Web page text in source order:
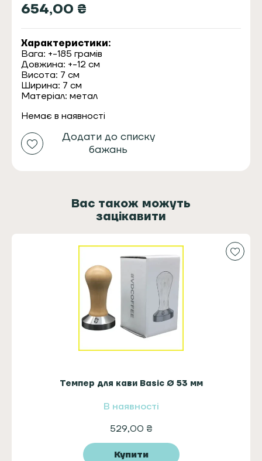
654,00 ₴
Характеристики:
Вага: +-185 грамів
Довжина: +-12 см
Висота: 7 см
Ширина: 7 см
Матеріал: метал
Немає в наявності
Додати до списку
бажань
Вас також можуть
зацікавити
Темпер для кави Basic Ø 53 мм
В наявності
529,00 ₴
Купити